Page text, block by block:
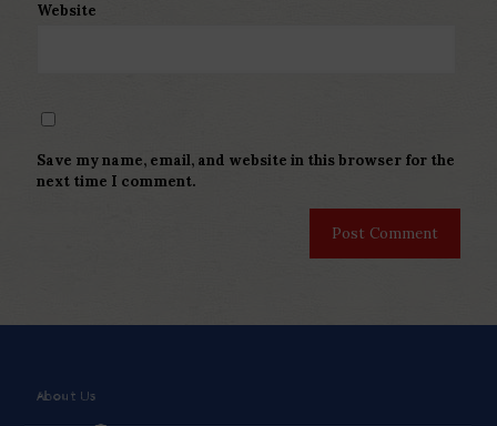
Website
Save my name, email, and website in this browser for the
next time I comment.
About Us